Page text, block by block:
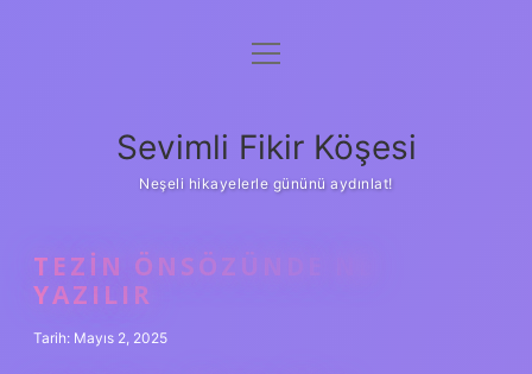
Anasayfa
Yasal Uyarı
menüyü
Sevimli Fikir Köşesi
Neşeli hikayelerle gününü aydınlat!
TEZIN ÖNSÖZÜNDE NE
YAZILIR
Tarih: Mayıs 2, 2025